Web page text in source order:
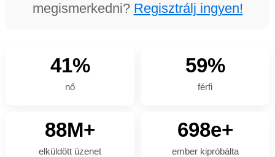
megismerkedni? Regisztrálj ingyen!
41%
nő
59%
férfi
88M+
elküldött üzenet
698e+
ember kipróbálta